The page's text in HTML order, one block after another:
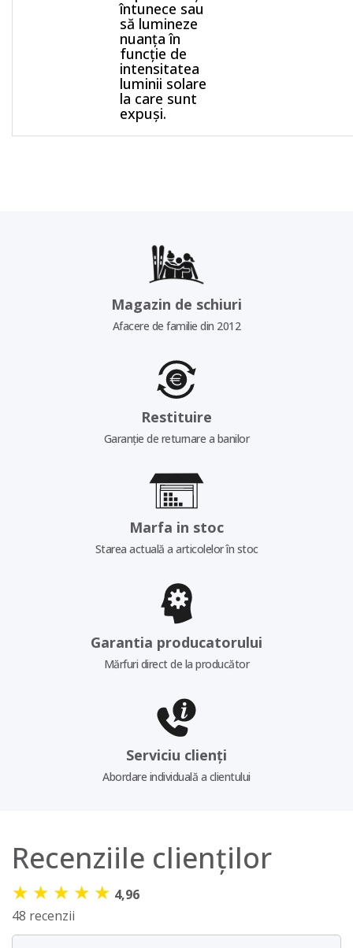
întunece sau
să lumineze
nuanța în
funcție de
intensitatea
luminii solare
la care sunt
expuși.
Magazin de schiuri
Afacere de familie din 2012
Restituire
Garanție de returnare a banilor
Marfa in stoc
Starea actuală a articolelor în stoc
Garantia producatorului
Mărfuri direct de la producător
Serviciu clienți
Abordare individuală a clientului
Recenziile clienților
★ ★ ★ ★ ★ 4,96
48 recenzii